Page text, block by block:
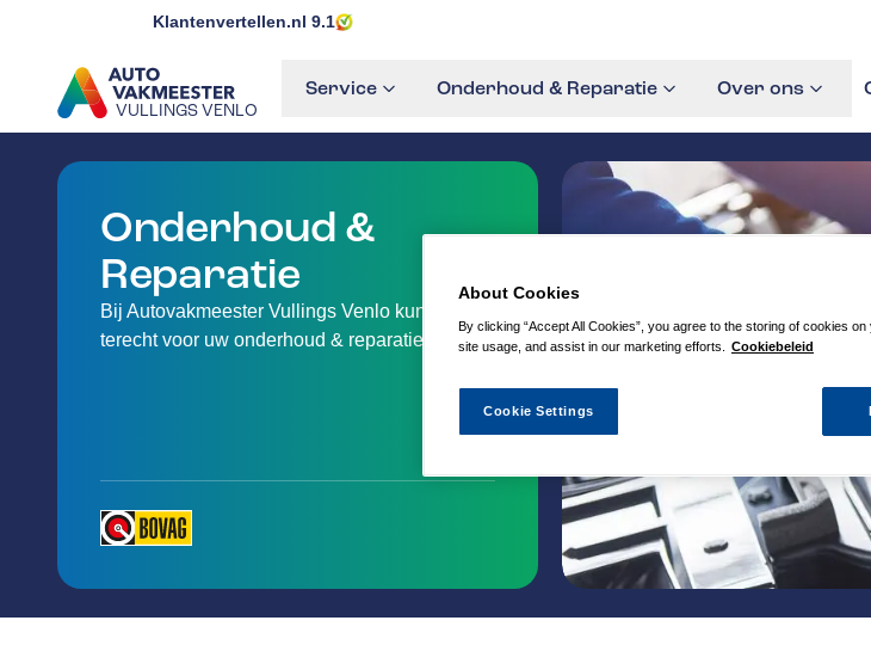
Klantenvertellen.nl 9.1
VULLINGS VENLO
GA NAAR DE HOMEPAGINA
Service Onderhoud & Reparatie Over ons
Onderhoud &
Reparatie
Bij Autovakmeester Vullings Venlo kunt u
terecht voor uw onderhoud & reparatie
About Cookies
By clicking “Accept All Cookies”, you agree to the storing of cookies
site usage, and assist in our marketing efforts.
Cookiebeleid
Cookie Settings